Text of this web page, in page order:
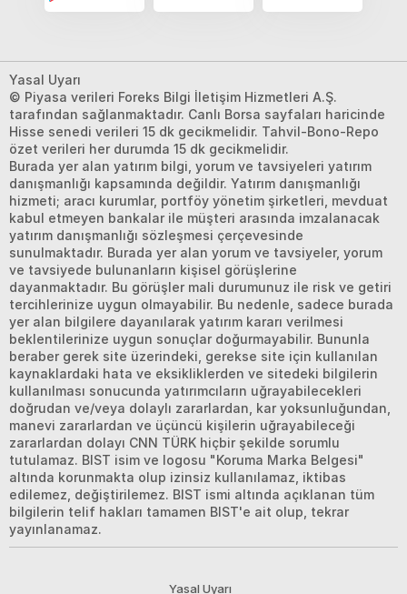
Yasal Uyarı
© Piyasa verileri Foreks Bilgi İletişim Hizmetleri A.Ş.
tarafından sağlanmaktadır. Canlı Borsa sayfaları haricinde
Hisse senedi verileri 15 dk gecikmelidir. Tahvil-Bono-Repo
özet verileri her durumda 15 dk gecikmelidir.
Burada yer alan yatırım bilgi, yorum ve tavsiyeleri yatırım
danışmanlığı kapsamında değildir. Yatırım danışmanlığı
hizmeti; aracı kurumlar, portföy yönetim şirketleri, mevduat
kabul etmeyen bankalar ile müşteri arasında imzalanacak
yatırım danışmanlığı sözleşmesi çerçevesinde
sunulmaktadır. Burada yer alan yorum ve tavsiyeler, yorum
ve tavsiyede bulunanların kişisel görüşlerine
dayanmaktadır. Bu görüşler mali durumunuz ile risk ve getiri
tercihlerinize uygun olmayabilir. Bu nedenle, sadece burada
yer alan bilgilere dayanılarak yatırım kararı verilmesi
beklentilerinize uygun sonuçlar doğurmayabilir. Bununla
beraber gerek site üzerindeki, gerekse site için kullanılan
kaynaklardaki hata ve eksikliklerden ve sitedeki bilgilerin
kullanılması sonucunda yatırımcıların uğrayabilecekleri
doğrudan ve/veya dolaylı zararlardan, kar yoksunluğundan,
manevi zararlardan ve üçüncü kişilerin uğrayabileceği
zararlardan dolayı CNN TÜRK hiçbir şekilde sorumlu
tutulamaz. BIST isim ve logosu "Koruma Marka Belgesi"
altında korunmakta olup izinsiz kullanılamaz, iktibas
edilemez, değiştirilemez. BIST ismi altında açıklanan tüm
bilgilerin telif hakları tamamen BIST'e ait olup, tekrar
yayınlanamaz.
Yasal Uyarı